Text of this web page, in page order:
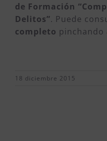
de Formación
Delitos”. Puede
completo pinchando
18 diciembre 2015